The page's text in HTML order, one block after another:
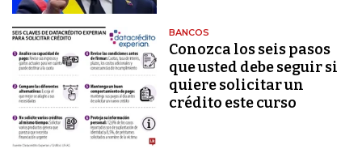
BANCOS
Conozca los seis pasos
que usted debe seguir si
quiere solicitar un
crédito este curso